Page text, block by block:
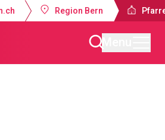
Region Bern